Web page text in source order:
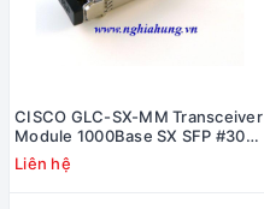
CISCO GLC-SX-MM Transceiver
Module 1000Base SX SFP #30-
1301-03/ 30-1301-02
Liên hệ